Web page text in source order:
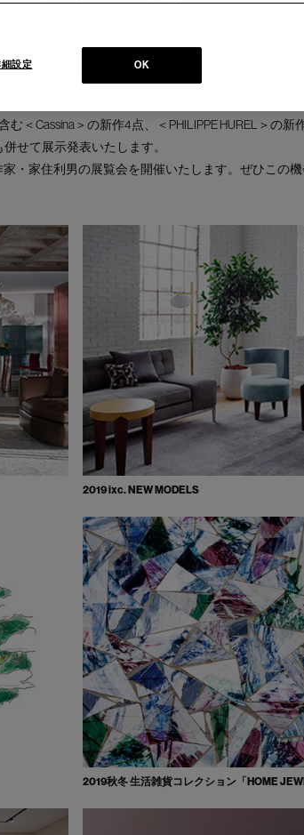
示会を開催いたします。
ル」を意味します。カッシーナ・イクスシーによる
ションで自分らしさを表現するように、日々暮ら
ネートを楽しんでいただきたいという想いが込めら
＜Cassina＞の新作4点、＜PHILIPPE HUREL＞の新
せて展示発表いたします。
・家住利男の展覧会を開催いたします。ぜひこの機
2019 ixc. NEW MODELS
2019秋冬 生活雑貨コレクション「HOME
OK
設定